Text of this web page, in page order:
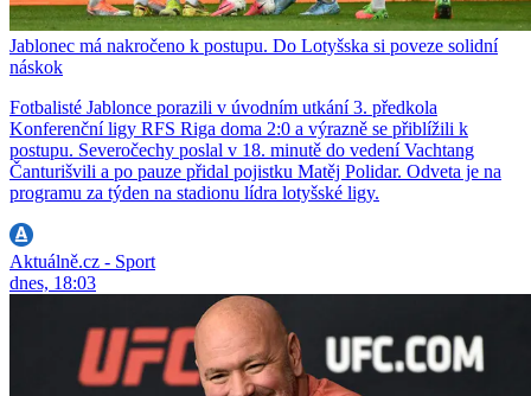
Jablonec má nakročeno k postupu. Do Lotyšska si poveze solidní
náskok
Fotbalisté Jablonce porazili v úvodním utkání 3. předkola
Konferenční ligy RFS Riga doma 2:0 a výrazně se přiblížili k
postupu. Severočechy poslal v 18. minutě do vedení Vachtang
Čanturišvili a po pauze přidal pojistku Matěj Polidar. Odveta je na
programu za týden na stadionu lídra lotyšské ligy.
Aktuálně.cz - Sport
dnes, 18:03